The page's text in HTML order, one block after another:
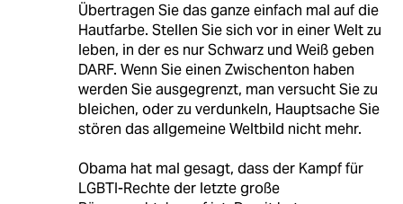
Übertragen Sie das ganze einfach mal auf die
Hautfarbe. Stellen Sie sich vor in einer Welt zu
leben, in der es nur Schwarz und Weiß geben
DARF. Wenn Sie einen Zwischenton haben
werden Sie ausgegrenzt, man versucht Sie zu
bleichen, oder zu verdunkeln, Hauptsache Sie
stören das allgemeine Weltbild nicht mehr.
Obama hat mal gesagt, dass der Kampf für
LGBTI-Rechte der letzte große